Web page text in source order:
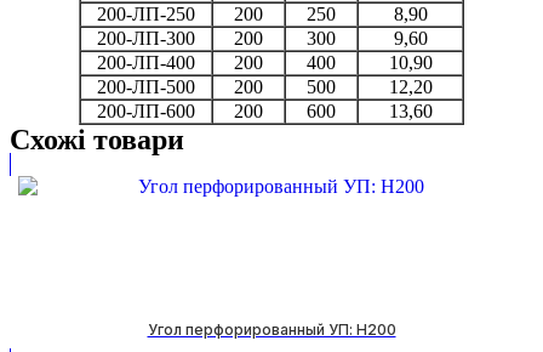
200-ЛП-250
200 250
8,90
200-ЛП-300
200 300
9,60
200-ЛП-400
200 400
10,90
200-ЛП-500
200 500
12,20
200-ЛП-600
200 600 13,60
Схожі товари
Угол перфорированный УП: H200